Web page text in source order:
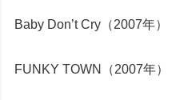
Baby Don’t Cry（2007年）
FUNKY TOWN（2007年）